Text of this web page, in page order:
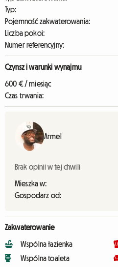
Typ:
Pojemność zakwaterowania:
Liczba pokoi:
Numer referencyjny:
Czynsz i warunki wynajmu
600 € / miesiąc
Czas trwania:
Armel
Brak opinii w tej chwili
Mieszka w:
Gospodarz od:
Zakwaterowanie
Wspólna łazienka
Wspólna toaleta